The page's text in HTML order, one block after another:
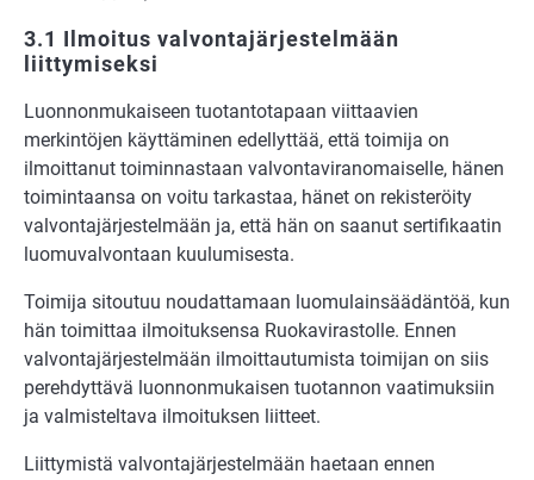
3.1 Ilmoitus valvontajärjestelmään
liittymiseksi
Luonnonmukaiseen tuotantotapaan viittaavien
merkintöjen käyttäminen edellyttää, että toimija on
ilmoittanut toiminnastaan valvontaviranomaiselle, hänen
toimintaansa on voitu tarkastaa, hänet on rekisteröity
valvontajärjestelmään ja, että hän on saanut sertifikaatin
luomuvalvontaan kuulumisesta.
Toimija sitoutuu noudattamaan luomulainsäädäntöä, kun
hän toimittaa ilmoituksensa Ruokavirastolle. Ennen
valvontajärjestelmään ilmoittautumista toimijan on siis
perehdyttävä luonnonmukaisen tuotannon vaatimuksiin
ja valmisteltava ilmoituksen liitteet.
Liittymistä valvontajärjestelmään haetaan ennen